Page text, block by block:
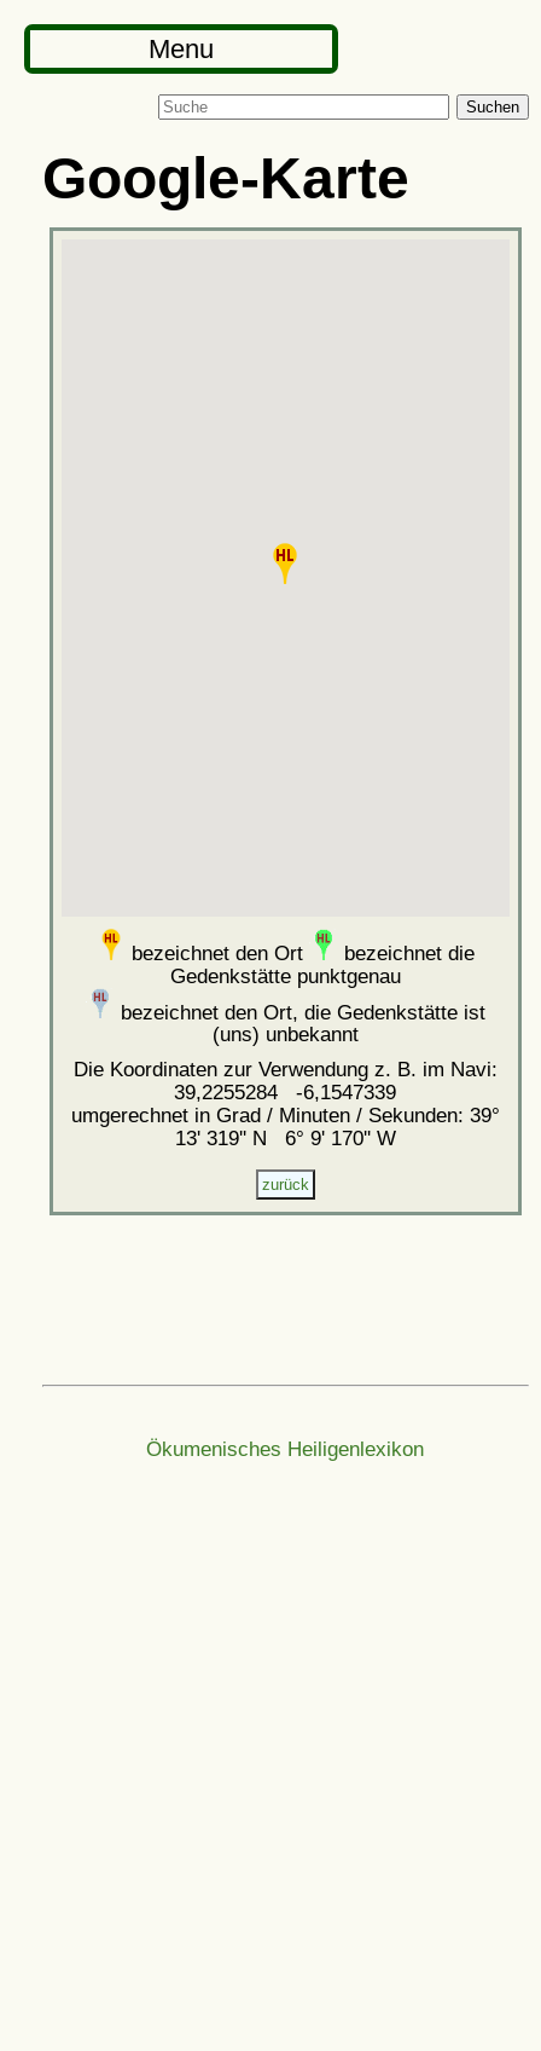
Menu
Suchen
Google-Karte
bezeichnet den Ort
bezeichnet die
Gedenkstätte punktgenau
bezeichnet den Ort, die Gedenkstätte ist
(uns) unbekannt
Die Koordinaten zur Verwendung z. B. im Navi:
39,2255284 -6,1547339
umgerechnet in Grad / Minuten / Sekunden: 39°
13' 319'' N 6° 9' 170'' W
Ökumenisches Heiligenlexikon